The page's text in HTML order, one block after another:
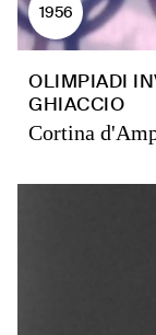
1956
OLIMPIADI
GHIACCIO
Cortina